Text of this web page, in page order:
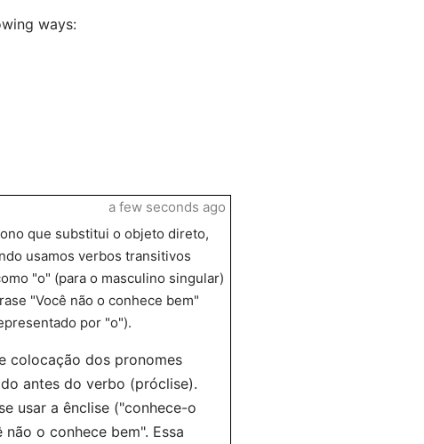
ways:
que substitui o objeto direto,
usamos verbos transitivos
"o" (para o masculino singular)
"Você não o conhece bem"
por "o").
colocação dos pronomes
antes do verbo (próclise).
usar a ênclise ("conhece-o
o conhece bem". Essa
a few seconds ago